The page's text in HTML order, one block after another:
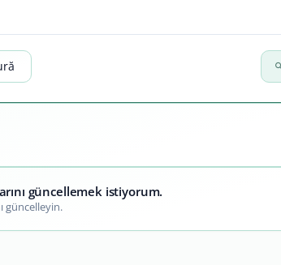
güncellemek istiyorum.
güncelleyin.